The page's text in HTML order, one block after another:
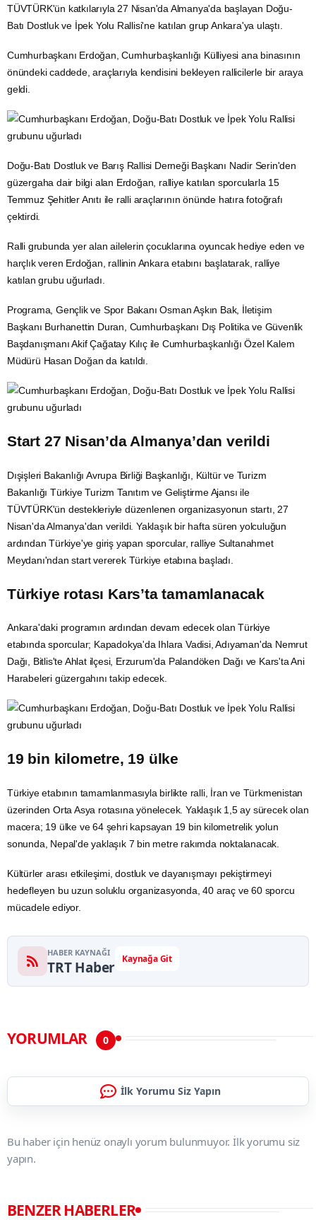
TÜVTÜRK'ün katkılarıyla 27 Nisan'da Almanya'da başlayan Doğu-
Batı Dostluk ve İpek Yolu Rallisi'ne katılan grup Ankara'ya ulaştı.
Cumhurbaşkanı Erdoğan, Cumhurbaşkanlığı Külliyesi ana binasının
önündeki caddede, araçlarıyla kendisini bekleyen rallicilerle bir araya
geldi.
Doğu-Batı Dostluk ve Barış Rallisi Derneği Başkanı Nadir Serin'den
güzergaha dair bilgi alan Erdoğan, ralliye katılan sporcularla 15
Temmuz Şehitler Anıtı ile ralli araçlarının önünde hatıra fotoğrafı
çektirdi.
Ralli grubunda yer alan ailelerin çocuklarına oyuncak hediye eden ve
harçlık veren Erdoğan, rallinin Ankara etabını başlatarak, ralliye
katılan grubu uğurladı.
Programa, Gençlik ve Spor Bakanı Osman Aşkın Bak, İletişim
Başkanı Burhanettin Duran, Cumhurbaşkanı Dış Politika ve Güvenlik
Başdanışmanı Akif Çağatay Kılıç ile Cumhurbaşkanlığı Özel Kalem
Müdürü Hasan Doğan da katıldı.
Start 27 Nisan’da Almanya’dan verildi
Dışişleri Bakanlığı Avrupa Birliği Başkanlığı, Kültür ve Turizm
Bakanlığı Türkiye Turizm Tanıtım ve Geliştirme Ajansı ile
TÜVTÜRK'ün destekleriyle düzenlenen organizasyonun startı, 27
Nisan'da Almanya'dan verildi. Yaklaşık bir hafta süren yolculuğun
ardından Türkiye'ye giriş yapan sporcular, ralliye Sultanahmet
Meydanı'ndan start vererek Türkiye etabına başladı.
Türkiye rotası Kars’ta tamamlanacak
Ankara'daki programın ardından devam edecek olan Türkiye
etabında sporcular; Kapadokya'da Ihlara Vadisi, Adıyaman'da Nemrut
Dağı, Bitlis'te Ahlat ilçesi, Erzurum'da Palandöken Dağı ve Kars'ta Ani
Harabeleri güzergahını takip edecek.
19 bin kilometre, 19 ülke
Türkiye etabının tamamlanmasıyla birlikte ralli, İran ve Türkmenistan
üzerinden Orta Asya rotasına yönelecek. Yaklaşık 1,5 ay sürecek olan
macera; 19 ülke ve 64 şehri kapsayan 19 bin kilometrelik yolun
sonunda, Nepal'de yaklaşık 7 bin metre rakımda noktalanacak.
Kültürler arası etkileşimi, dostluk ve dayanışmayı pekiştirmeyi
hedefleyen bu uzun soluklu organizasyonda, 40 araç ve 60 sporcu
mücadele ediyor.
HABER KAYNAĞI
TRT Haber Kaynağa Git
YORUMLAR 0
İlk Yorumu Siz Yapın
Bu haber için henüz onaylı yorum bulunmuyor. İlk yorumu siz
yapın.
BENZER HABERLER